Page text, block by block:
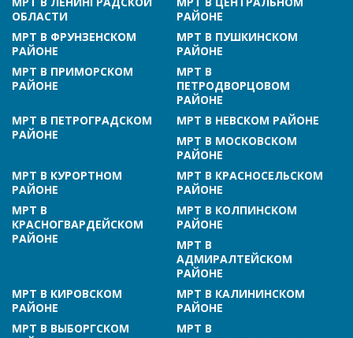
ОБЛАСТИ
РАЙОНЕ
МРТ В ФРУНЗЕНСКОМ
РАЙОНЕ
МРТ В ПУШКИНСКОМ
РАЙОНЕ
МРТ В ПРИМОРСКОМ
РАЙОНЕ
МРТ В
ПЕТРОДВОРЦОВОМ
РАЙОНЕ
МРТ В ПЕТРОГРАДСКОМ
РАЙОНЕ
МРТ В НЕВСКОМ РАЙОНЕ
МРТ В МОСКОВСКОМ
РАЙОНЕ
МРТ В КУРОРТНОМ
РАЙОНЕ
МРТ В КРАСНОСЕЛЬСКОМ
РАЙОНЕ
МРТ В
КРАСНОГВАРДЕЙСКОМ
РАЙОНЕ
МРТ В КОЛПИНСКОМ
РАЙОНЕ
МРТ В
АДМИРАЛТЕЙСКОМ
РАЙОНЕ
МРТ В КИРОВСКОМ
РАЙОНЕ
МРТ В КАЛИНИНСКОМ
РАЙОНЕ
МРТ В ВЫБОРГСКОМ
МРТ В